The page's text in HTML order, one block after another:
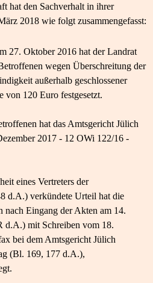
hat den Sachverhalt in ihrer
2018 wie folgt zusammengefasst:
27. Oktober 2016 hat der Landrat
wegen Überschreitung der
außerhalb geschlossener
von 120 Euro festgesetzt.
hat das Amtsgericht Jülich
2017 - 12 OWi 122/16 -
eines Vertreters der
d.A.) verkündete Urteil hat die
nach Eingang der Akten am 14.
d.A.) mit Schreiben vom 18.
bei dem Amtsgericht Jülich
(Bl. 169, 177 d.A.),